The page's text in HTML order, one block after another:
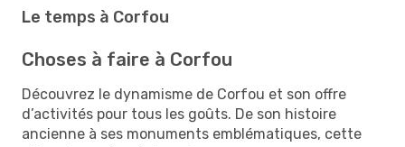
Le temps à Corfou
Choses à faire à Corfou
Découvrez le dynamisme de Corfou et son offre
d’activités pour tous les goûts. De son histoire
ancienne à ses monuments emblématiques, cette